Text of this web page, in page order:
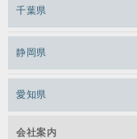
メガロス田端
メガロスルフレ田端
メガロスキッズ錦糸町
メガロス葛飾
メガロス武蔵小金井
メガロスルフレ武蔵小金井
メガロス小平テニススクール
メガロスルフレ上永谷
メガロス神奈川
メガロス日吉
メガロス綱島
メガロスルフレ草加
千葉県
メガロス本八幡
静岡県
愛知県
メガロステラッセ納屋橋
会社案内